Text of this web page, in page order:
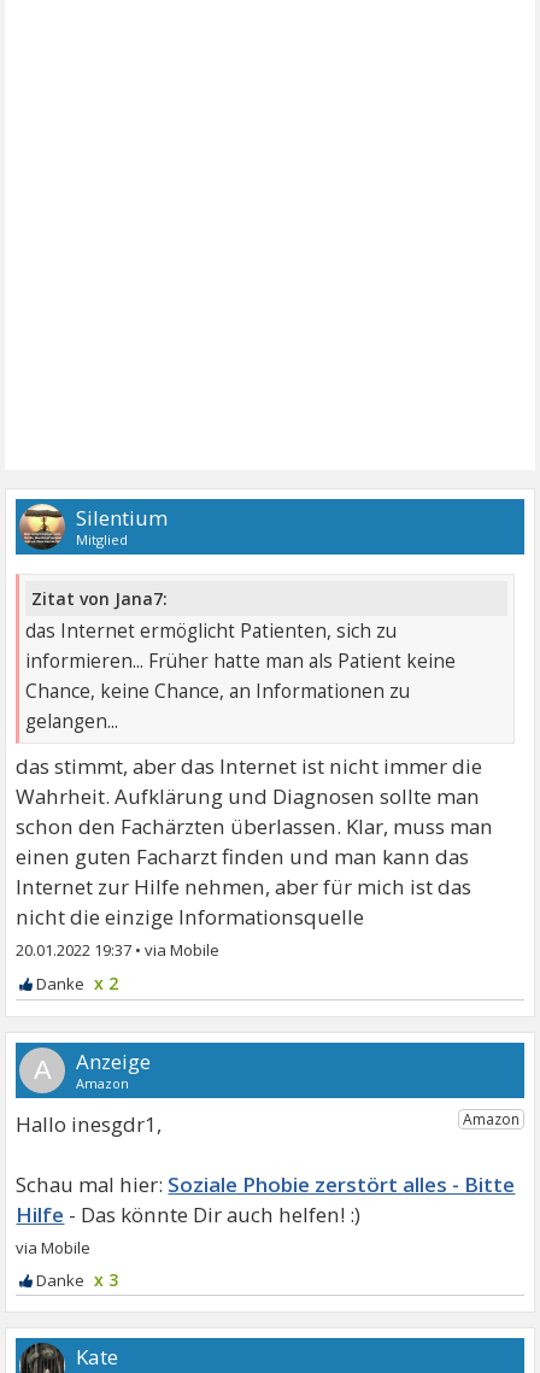
Silentium
Mitglied
Zitat von Jana7:
das Internet ermöglicht Patienten, sich zu
informieren... Früher hatte man als Patient keine
Chance, keine Chance, an Informationen zu
gelangen...
das stimmt, aber das Internet ist nicht immer die
Wahrheit. Aufklärung und Diagnosen sollte man
schon den Fachärzten überlassen. Klar, muss man
einen guten Facharzt finden und man kann das
Internet zur Hilfe nehmen, aber für mich ist das
nicht die einzige Informationsquelle
20.01.2022 19:37 •
x 2
A
Hallo inesgdr1,
Soziale Phobie zerstört alles - Bitte
Hilfe
x 3
Kate